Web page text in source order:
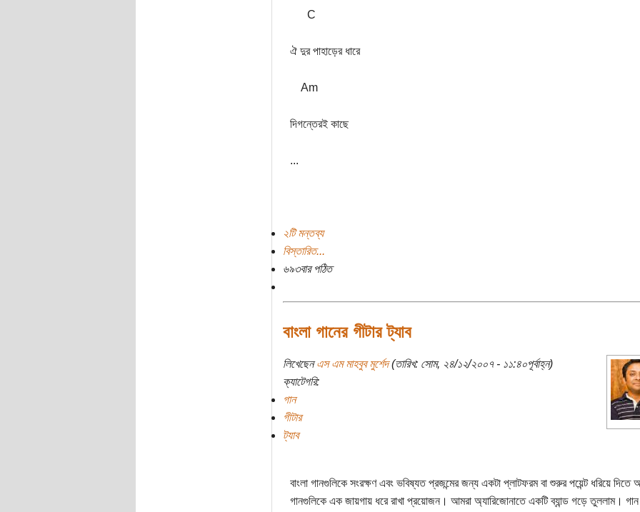
C
ঐ দুর পাহাড়ের ধারে
Am
দিগন্তেরই কাছে
...
২টি মন্তব্য
বিস্তারিত...
৬৯৩বার পঠিত
বাংলা গানের গীটার ট্যাব
লিখেছেনএস এম মাহবুব মুর্শেদ(তারিখ: সোম, ২৪/১২/২০০৭ - ১১:৪০পূর্বাহ্ন)
ক্যাটেগরি:
গান
গীটার
ট্যাব
বাংলা গানগুলিকে সংরক্ষণ এবং ভবিষ্যত প্রজন্মের জন্য একটা প্লাটফরম বা শুরুর পয়েন্ট ধরিয়ে দিতে
গানগুলিকে এক জায়গায় ধরে রাখা প্রয়োজন। আমরা অ্যারিজোনাতে একটি ব্যান্ড গড়ে তুললাম।